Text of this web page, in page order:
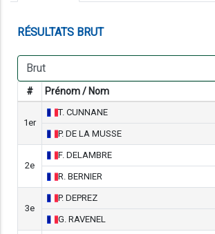
RÉSULTATS BRUT
# Prénom / Nom
1er
T. CUNNANE
P. DE LA MUSSE
2e
F. DELAMBRE
R. BERNIER
3e
P. DEPREZ
G. RAVENEL